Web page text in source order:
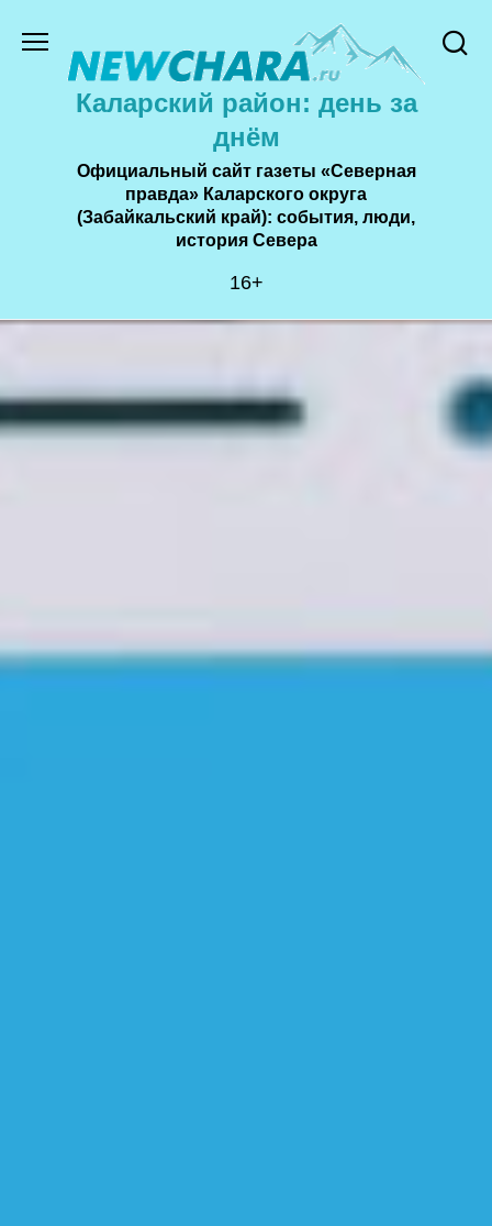
содержанию
Каларский район: день за
днём
Официальный сайт газеты «Северная
правда» Каларского округа
(Забайкальский край): события, люди,
история Cевера
16+